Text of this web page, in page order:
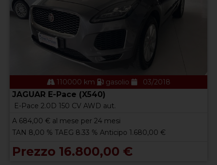
110000 km gasolio 03/2018
JAGUAR E-Pace (X540)
E-Pace 2.0D 150 CV AWD aut.
A 684,00 € al mese per 24 mesi
TAN 8,00 % TAEG 8.33 % Anticipo 1.680,00 €
Prezzo 16.800,00 €